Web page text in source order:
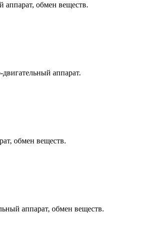
аппарат, обмен веществ.
аппарат.
обмен веществ.
аппарат, обмен веществ.